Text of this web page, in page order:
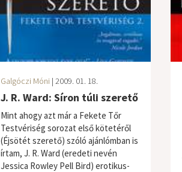
Galgóczi Móni | 2009. 01. 18.
J. R. Ward: Síron túli szerető
Mint ahogy azt már a Fekete Tőr
Testvériség sorozat első kötetéről
(Éjsötét szerető) szóló ajánlómban is
írtam, J. R. Ward (eredeti nevén
Jessica Rowley Pell Bird) erotikus-